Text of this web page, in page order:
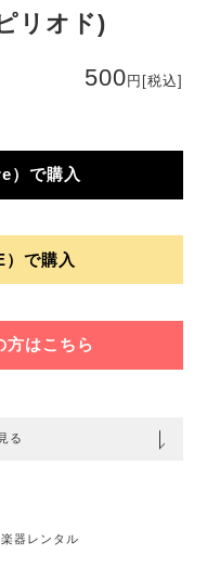
リオド)
500 円 [税込]
）で購入
で購入
方はこちら
る
器レンタル